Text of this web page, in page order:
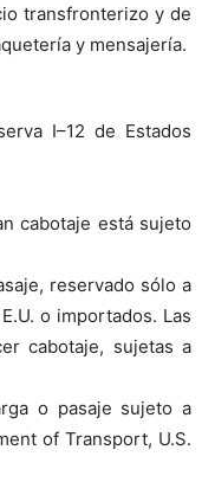
transfronterizo y de
y mensajería.
I–12 de Estados
cabotaje está sujeto
reservado sólo a
o importados. Las
cabotaje, sujetas a
o pasaje sujeto a
of Transport, U.S.